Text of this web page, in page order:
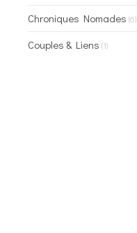
Chroniques Nomades (6)
Couples & Liens (1)